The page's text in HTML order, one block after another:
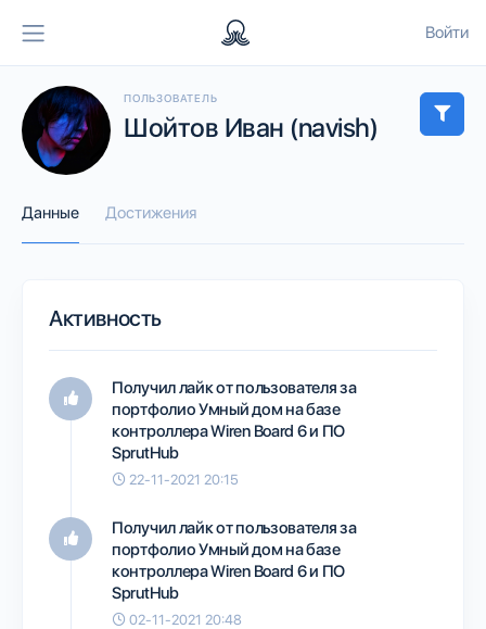
Войти
ПОЛЬЗОВАТЕЛЬ
Шойтов Иван (navish)
Данные Достижения
Активность
Получил лайк от пользователяза
портфолиоУмный дом на базе
контроллера Wiren Board 6 и ПО
SprutHub
22-11-2021 20:15
Получил лайк от пользователяза
портфолиоУмный дом на базе
контроллера Wiren Board 6 и ПО
SprutHub
02-11-2021 20:48